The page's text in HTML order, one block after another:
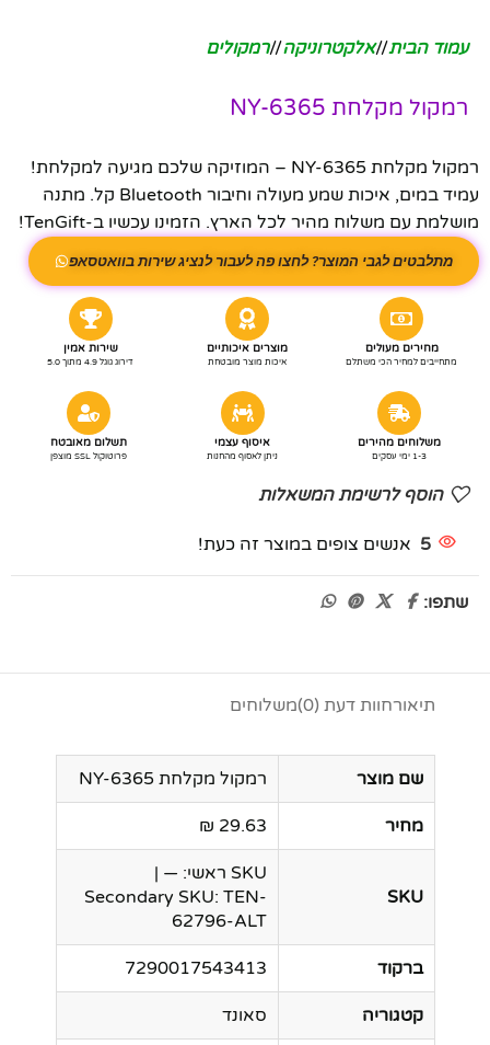
עמוד הבית/ אלקטרוניקה/ רמקולים
רמקול מקלחת NY-6365
רמקול מקלחת NY-6365 – המוזיקה שלכם מגיעה למקלחת!
עמיד במים, איכות שמע מעולה וחיבור Bluetooth קל. מתנה
מושלמת עם משלוח מהיר לכל הארץ. הזמינו עכשיו ב-TenGift!
מתלבטים לגבי המוצר? לחצו פה לעבור לנציג שירות בוואטסאפ
מחירים מעולים
מתחייבים למחיר הכי משתלם
מוצרים איכותיים
איכות מוצר מובטחת
שירות אמין
דירוג גוגל 4.9 מתוך 5.0
משלוחים מהירים
1-3 ימי עסקים
איסוף עצמי
ניתן לאסוף מהחנות
תשלום מאובטח
פרוטוקול SSL מוצפן
הוסף לרשימת המשאלות
5 אנשים צופים במוצר זה כעת!
שתפו:
תיאורחוות דעת (0) משלוחים
שם מוצר רמקול מקלחת NY-6365
מחיר 29.63 ₪
SKU
SKU ראשי: — |
Secondary SKU: TEN-
62796-ALT
ברקוד 7290017543413
קטגוריה סאונד